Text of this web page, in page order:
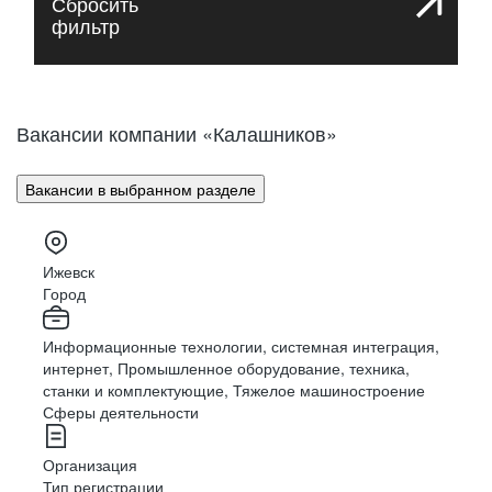
Для опытных
сотрудников
Для руководителей
Сбросить
фильтр
Вакансии компании «Калашников»
Вакансии в выбранном разделе
Ижевск
Город
Информационные технологии, системная интеграция,
интернет, Промышленное оборудование, техника,
станки и комплектующие, Тяжелое машиностроение
Сферы деятельности
Организация
Тип регистрации